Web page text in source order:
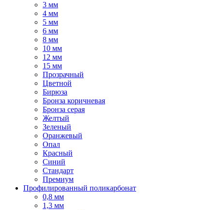
3 мм
4 мм
5 мм
6 мм
8 мм
10 мм
12 мм
15 мм
Прозрачный
Цветной
Бирюза
Бронза коричневая
Бронза серая
Желтый
Зеленый
Оранжевый
Опал
Красный
Синий
Стандарт
Премиум
Профилированный поликарбонат
0,8 мм
1,3 мм